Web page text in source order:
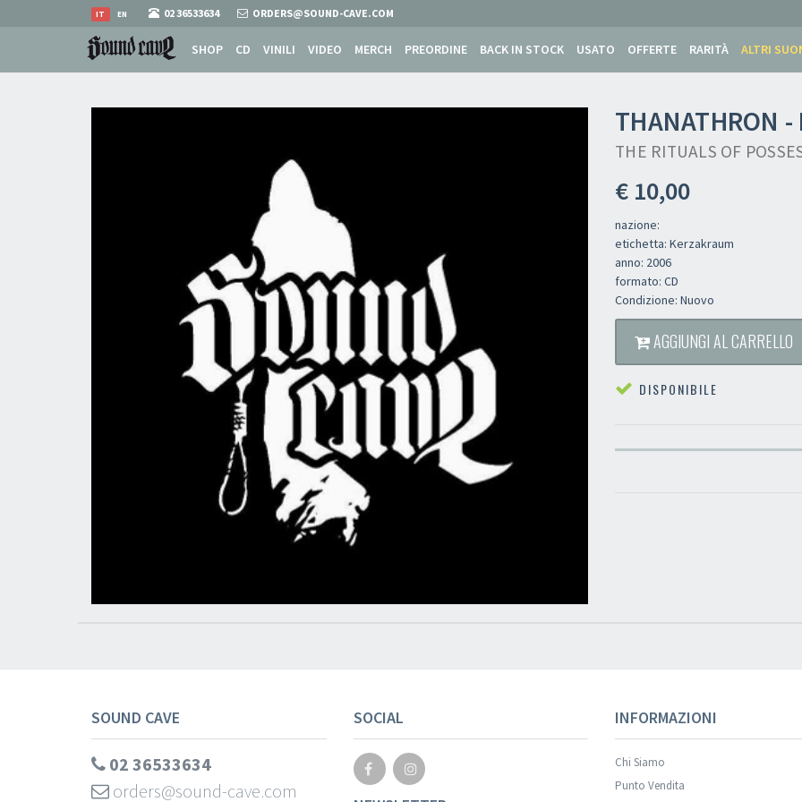
EN
IT 02 36533634 ORDERS@SOUND-CAVE.COM
SHOP CD VINILI VIDEO MERCH PREORDINE BACK IN STOCK USATO OFFERTE RARITÀ ALTRI
THANATHRON -
THE RITUALS OF
€ 10,00
nazione:
etichetta: Kerzakraum
anno: 2006
formato: CD
Condizione: Nuovo
AGGIUNGI AL CARRELLO
DISPONIBILE
SOUND CAVE
02 36533634
orders@sound-cave.com
SOCIAL INFORMAZIONI
Chi Siamo
Punto Vendita